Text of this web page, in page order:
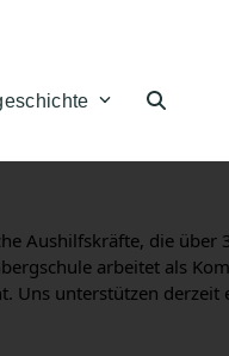
Aushilfskräfte, die über
arbeitet als
Uns unterstützen derzeit